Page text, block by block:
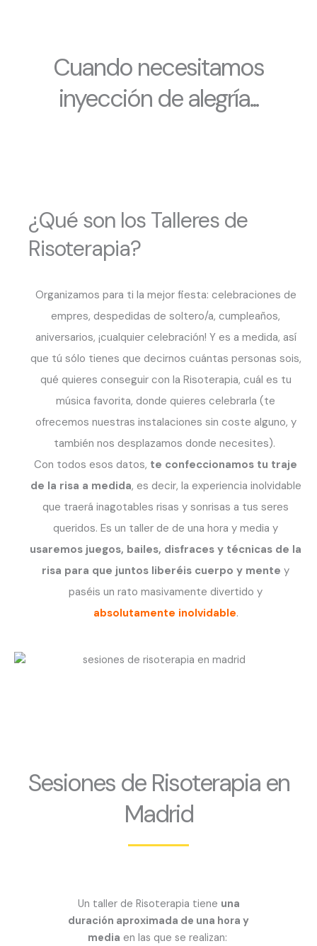
Cuando necesitamos
inyección de alegría...
¿Qué son los Talleres de
Risoterapia?
Organizamos para ti la mejor fiesta: celebraciones de
empres, despedidas de soltero/a, cumpleaños,
aniversarios, ¡cualquier celebración! Y es a medida, así
que tú sólo tienes que decirnos cuántas personas sois,
qué quieres conseguir con la Risoterapia, cuál es tu
música favorita, donde quieres celebrarla (te
ofrecemos nuestras instalaciones sin coste alguno, y
también nos desplazamos donde necesites).
Con todos esos datos, te confeccionamos tu traje
de la risa a medida, es decir, la experiencia inolvidable
que traerá inagotables risas y sonrisas a tus seres
queridos. Es un taller de de una hora y media y
usaremos juegos, bailes, disfraces y técnicas de la
risa para que juntos liberéis cuerpo y mente y
paséis un rato masivamente divertido y
absolutamente inolvidable.
Sesiones de Risoterapia en
Madrid
Un taller de Risoterapia tiene una
duración aproximada de una hora y
media en las que se realizan: